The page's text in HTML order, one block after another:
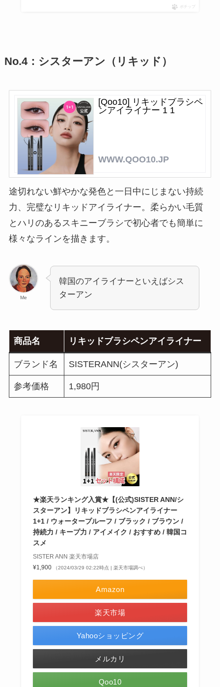
ポチップ
No.4：シスターアン（リキッド）
[Qoo10] リキッドブラシペ
ンアイライナー 1 1
WWW.QOO10.JP
途切れない鮮やかな発色と一日中にじまない持続
力、完璧なリキッドアイライナー。柔らかい毛質
とハリのあるスキニーブラシで初心者でも簡単に
様々なラインを描きます。
Me
韓国のアイライナーといえばシス
ターアン
商品名 リキッドブラシペンアイライナー
ブランド名 SISTERANN(シスターアン)
参考価格 1,980円
★楽天ランキング入賞★【(公式)SISTER ANN/シ
スターアン】リキッドブラシペンアイライナー
1+1 / ウォータープルーフ / ブラック / ブラウン /
持続力 / キープ力 / アイメイク / おすすめ / 韓国コ
スメ
SISTER ANN 楽天市場店
¥1,900
（2024/03/29 02:22時点 | 楽天市場調べ）
Amazon
楽天市場
Yahooショッピング
メルカリ
Qoo10